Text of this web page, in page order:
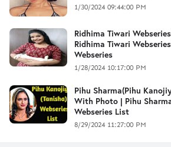
1/30/2024 09:44:00 PM
Ridhima Tiwari
Ridhima Tiwari
Webseries
1/28/2024 10:17:00 PM
Pihu Sharma(Pihu
With Photo | Pihu
Webseries List
8/29/2024 11:27:00 PM